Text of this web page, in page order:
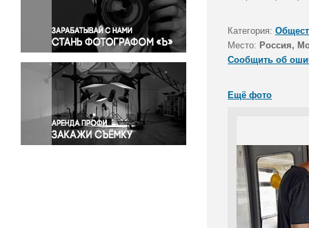
Правосудие
Происшествия и конфликты
Религия
Светская жизнь
Спорт
Экология
Экономика и бизнес
Категория:
Место: Россия,
Сообщить об
Ещё фото